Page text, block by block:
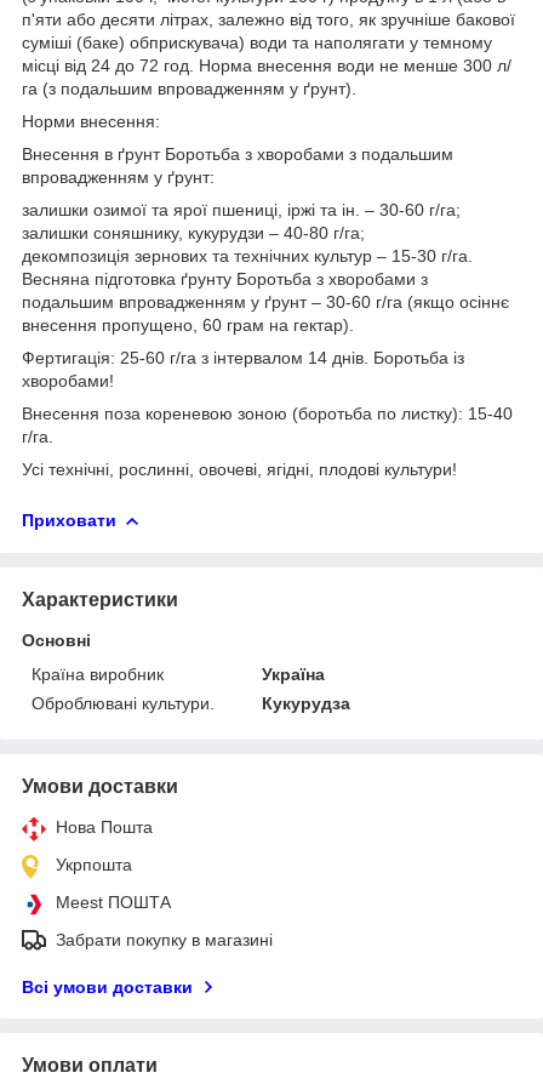
п'яти або десяти літрах, залежно від того, як зручніше бакової
суміші (баке) обприскувача) води та наполягати у темному
місці від 24 до 72 год. Норма внесення води не менше 300 л/
га (з подальшим впровадженням у ґрунт).
Норми внесення:
Внесення в ґрунт Боротьба з хворобами з подальшим
впровадженням у ґрунт:
залишки озимої та ярої пшениці, іржі та ін. – 30-60 г/га;
залишки соняшнику, кукурудзи – 40-80 г/га;
декомпозиція зернових та технічних культур – 15-30 г/га.
Весняна підготовка ґрунту Боротьба з хворобами з
подальшим впровадженням у ґрунт – 30-60 г/га (якщо осіннє
внесення пропущено, 60 грам на гектар).
Фертигація: 25-60 г/га з інтервалом 14 днів. Боротьба із
хворобами!
Внесення поза кореневою зоною (боротьба по листку): 15-40
г/га.
Усі технічні, рослинні, овочеві, ягідні, плодові культури!
Приховати
Характеристики
Основні
Країна виробник
Україна
Оброблювані культури.
Кукурудза
Умови доставки
Нова Пошта
Укрпошта
Meest ПОШТА
Забрати покупку в магазині
Всі умови доставки
Умови оплати